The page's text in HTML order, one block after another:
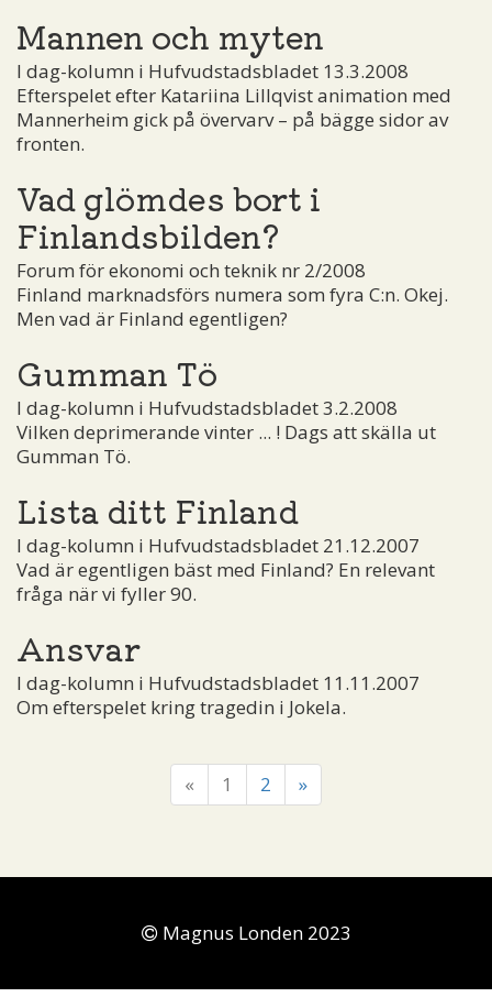
Mannen och myten
I dag-kolumn i Hufvudstadsbladet 13.3.2008
Efterspelet efter Katariina Lillqvist animation med
Mannerheim gick på övervarv – på bägge sidor av
fronten.
Vad glömdes bort i
Finlandsbilden?
Forum för ekonomi och teknik nr 2/2008
Finland marknadsförs numera som fyra C:n. Okej.
Men vad är Finland egentligen?
Gumman Tö
I dag-kolumn i Hufvudstadsbladet 3.2.2008
Vilken deprimerande vinter ... ! Dags att skälla ut
Gumman Tö.
Lista ditt Finland
I dag-kolumn i Hufvudstadsbladet 21.12.2007
Vad är egentligen bäst med Finland? En relevant
fråga när vi fyller 90.
Ansvar
I dag-kolumn i Hufvudstadsbladet 11.11.2007
Om efterspelet kring tragedin i Jokela.
« 1 2 »
Magnus Londen 2023